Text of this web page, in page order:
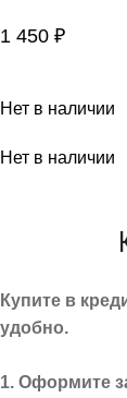
1 450 ₽
Нет в наличии
Нет в наличии
Купите в
удобно.
1. Оформите